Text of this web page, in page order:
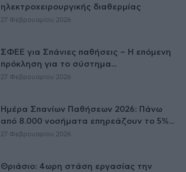
ηλεκτροχειρουργικής διαθερμίας
27 Φεβρουαρίου 2026
ΣΦΕΕ για Σπάνιες παθήσεις – Η επόμενη
πρόκληση για το σύστημα...
27 Φεβρουαρίου 2026
Ημέρα Σπανίων Παθήσεων 2026: Πάνω
από 8.000 νοσήματα επηρεάζουν το 5%...
27 Φεβρουαρίου 2026
Θριάσιο: 4ωρη στάση εργασίας την